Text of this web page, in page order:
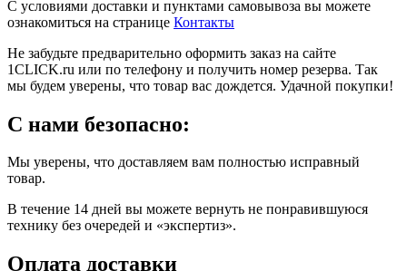
С условиями доставки и пунктами самовывоза вы можете
ознакомиться на странице Контакты
Не забудьте предварительно оформить заказ на сайте
1CLICK.ru или по телефону и получить номер резерва. Так
мы будем уверены, что товар вас дождется. Удачной покупки!
С нами безопасно:
Мы уверены, что доставляем вам полностью исправный
товар.
В течение 14 дней вы можете вернуть не понравившуюся
технику без очередей и «экспертиз».
Оплата доставки